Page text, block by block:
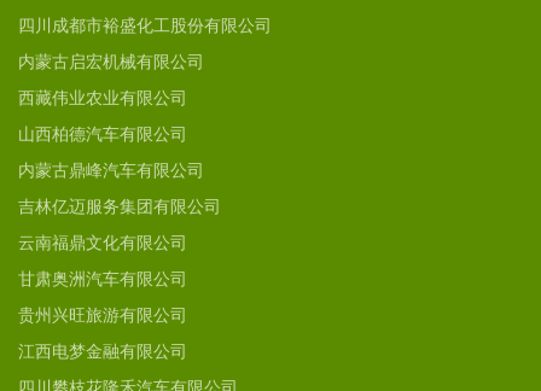
四川成都市裕盛化工股份有限公司
内蒙古启宏机械有限公司
西藏伟业农业有限公司
山西柏德汽车有限公司
内蒙古鼎峰汽车有限公司
吉林亿迈服务集团有限公司
云南福鼎文化有限公司
甘肃奥洲汽车有限公司
贵州兴旺旅游有限公司
江西电梦金融有限公司